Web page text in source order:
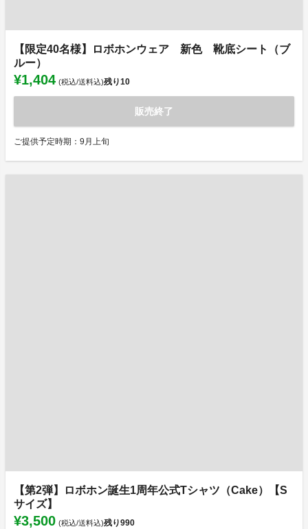
【限定40名様】ロボホンウェア 新色 靴底シート（ブ
ルー）
¥1,404 (税込/送料込)残り10
販売終了
ご提供予定時期：9月上旬
【第2弾】ロボホン誕生1周年公式Tシャツ（Cake）【S
サイズ】
¥3,500 (税込/送料込)残り990